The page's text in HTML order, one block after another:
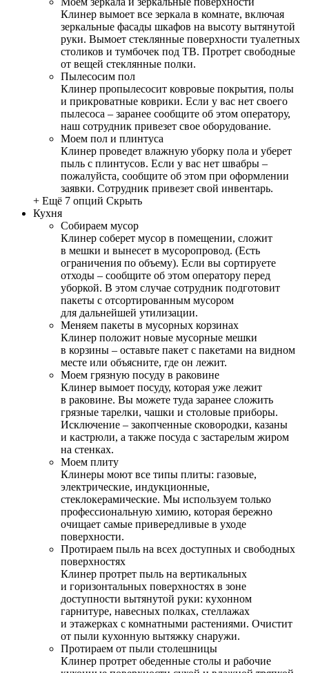
Клинер вымоет все зеркала в комнате, включая
зеркальные фасады шкафов на высоту вытянутой
руки. Вымоет стеклянные поверхности туалетных
столиков и тумбочек под ТВ. Протрет свободные
от вещей стеклянные полки.
Пылесосим пол
Клинер пропылесосит ковровые покрытия, полы
и прикроватные коврики. Если у вас нет своего
пылесоса – заранее сообщите об этом оператору,
наш сотрудник привезет свое оборудование.
Моем пол и плинтуса
Клинер проведет влажную уборку пола и уберет
пыль с плинтусов. Если у вас нет швабры –
пожалуйста, сообщите об этом при оформлении
заявки. Сотрудник привезет свой инвентарь.
+ Ещё 7 опций Скрыть
Кухня
Собираем мусор
Клинер соберет мусор в помещении, сложит
в мешки и вынесет в мусоропровод. (Есть
ограничения по объему). Если вы сортируете
отходы – сообщите об этом оператору перед
уборкой. В этом случае сотрудник подготовит
пакеты с отсортированным мусором
для дальнейшей утилизации.
Меняем пакеты в мусорных корзинах
Клинер положит новые мусорные мешки
в корзины – оставьте пакет с пакетами на видном
месте или объясните, где он лежит.
Моем грязную посуду в раковине
Клинер вымоет посуду, которая уже лежит
в раковине. Вы можете туда заранее сложить
грязные тарелки, чашки и столовые приборы.
Исключение – закопченные сковородки, казаны
и кастрюли, а также посуда с застарелым жиром
на стенках.
Моем плиту
Клинеры моют все типы плиты: газовые,
электрические, индукционные,
стеклокерамические. Мы используем только
профессиональную химию, которая бережно
очищает самые привередливые в уходе
поверхности.
Протираем пыль на всех доступных и свободных
поверхностях
Клинер протрет пыль на вертикальных
и горизонтальных поверхностях в зоне
доступности вытянутой руки: кухонном
гарнитуре, навесных полках, стеллажах
и этажерках с комнатными растениями. Очистит
от пыли кухонную вытяжку снаружи.
Протираем от пыли столешницы
Клинер протрет обеденные столы и рабочие